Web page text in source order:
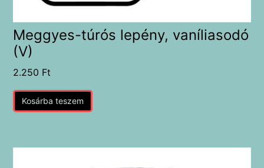
Meggyes-túrós lepény, vaníliasodó
(V)
2.250 Ft
Kosárba teszem